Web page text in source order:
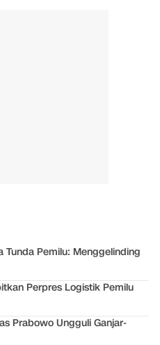
Tunda Pemilu: Menggelinding
Perpres Logistik Pemilu
Prabowo Ungguli Ganjar-